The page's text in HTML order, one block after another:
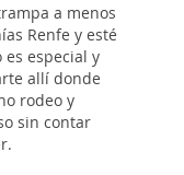
a menos
Renfe y esté
especial y
allí donde
rodeo y
sin contar